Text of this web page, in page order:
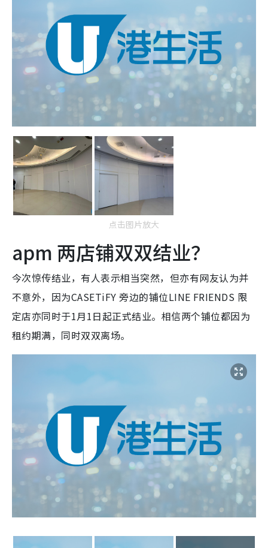
点击图片放大
apm 两店铺双双结业？
今次惊传结业，有人表示相当突然，但亦有网友认为并
不意外，因为CASETiFY 旁边的铺位LINE FRIENDS 限
定店亦同时于1月1日起正式结业。相信两个铺位都因为
租约期满，同时双双离场。